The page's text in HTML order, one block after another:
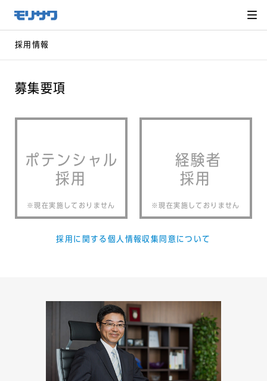
メ
ニュー
飛ばし
へ移動
採用情報
募集要項
ポテンシャル
採用
※現在実施しておりません
経験者
採用
※現在実施しておりません
採用に関する個人情報収集同意について